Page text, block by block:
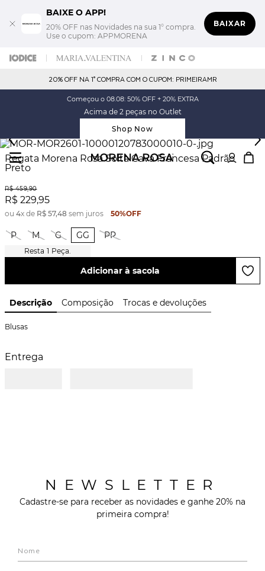
BAIXE O APP!
20% OFF nas Novidades na sua 1° compra.
Use o cupom: APPMORENA
BAIXAR
20% OFF NA 1° COMPRA COM O CUPOM: PRIMEIRAMR
Começou o 08.08: 50% OFF + 20% EXTRA
Acima de 2 peças no Outlet
Shop Now
Regata Morena Rosa Solta Cava Francesa Padrão
Preto
R$ 459,90
R$ 229,95
ou 4x de R$ 57,48 sem juros 50%OFF
P M G GG PP
1 Peça.
Adicionar à sacola
Descrição Composição Trocas e devoluções
Blusas
Entrega
NEWSLETTER
Cadastre-se para receber as novidades e ganhe 20% na
primeira compra!